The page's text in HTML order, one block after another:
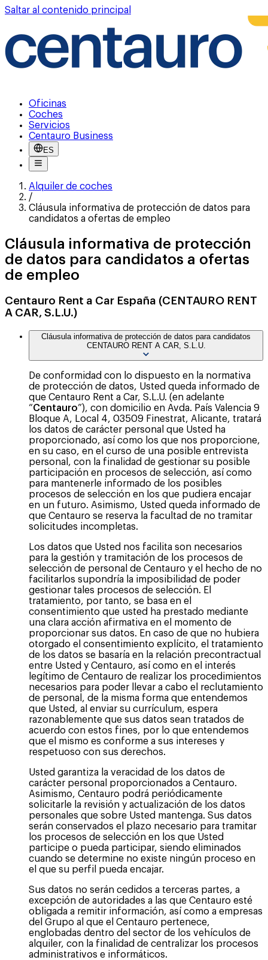
Saltar al contenido principal
Oficinas
Coches
Servicios
Centauro Business
ES
Alquiler de coches
/
Cláusula informativa de protección de datos para
candidatos a ofertas de empleo
Cláusula informativa de protección
de datos para candidatos a ofertas
de empleo
Centauro Rent a Car España (CENTAURO RENT
A CAR, S.L.U.)
Cláusula informativa de protección de datos para candidatos
CENTAURO RENT A CAR, S.L.U.
De conformidad con lo dispuesto en la normativa
de protección de datos, Usted queda informado de
que Centauro Rent a Car, S.L.U. (en adelante
“Centauro”), con domicilio en Avda. País Valencia 9
Bloque A, Local 4, 03509 Finestrat, Alicante, tratará
los datos de carácter personal que Usted ha
proporcionado, así como los que nos proporcione,
en su caso, en el curso de una posible entrevista
personal, con la finalidad de gestionar su posible
participación en procesos de selección, así como
para mantenerle informado de los posibles
procesos de selección en los que pudiera encajar
en un futuro. Asimismo, Usted queda informado de
que Centauro se reserva la facultad de no tramitar
solicitudes incompletas.
Los datos que Usted nos facilita son necesarios
para la gestión y tramitación de los procesos de
selección de personal de Centauro y el hecho de no
facilitarlos supondría la imposibilidad de poder
gestionar tales procesos de selección. El
tratamiento, por tanto, se basa en el
consentimiento que usted ha prestado mediante
una clara acción afirmativa en el momento de
proporcionar sus datos. En caso de que no hubiera
otorgado el consentimiento explícito, el tratamiento
de los datos se basaría en la relación precontractual
entre Usted y Centauro, así como en el interés
legítimo de Centauro de realizar los procedimientos
necesarios para poder llevar a cabo el reclutamiento
de personal, de la misma forma que entendemos
que Usted, al enviar su currículum, espera
razonablemente que sus datos sean tratados de
acuerdo con estos fines, por lo que entendemos
que el mismo es conforme a sus intereses y
respetuoso con sus derechos.
Usted garantiza la veracidad de los datos de
carácter personal proporcionados a Centauro.
Asimismo, Centauro podrá periódicamente
solicitarle la revisión y actualización de los datos
personales que sobre Usted mantenga. Sus datos
serán conservados el plazo necesario para tramitar
los procesos de selección en los que Usted
participe o pueda participar, siendo eliminados
cuando se determine no existe ningún proceso en
el que su perfil pueda encajar.
Sus datos no serán cedidos a terceras partes, a
excepción de autoridades a las que Centauro esté
obligada a remitir información, así como a empresas
del Grupo al que el Centauro pertenece,
englobadas dentro del sector de los vehículos de
alquiler, con la finalidad de centralizar los procesos
administrativos e informáticos.